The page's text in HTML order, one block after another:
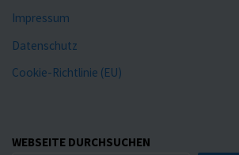
Impressum
Datenschutz
Cookie-Richtlinie (EU)
WEBSEITE DURCHSUCHEN